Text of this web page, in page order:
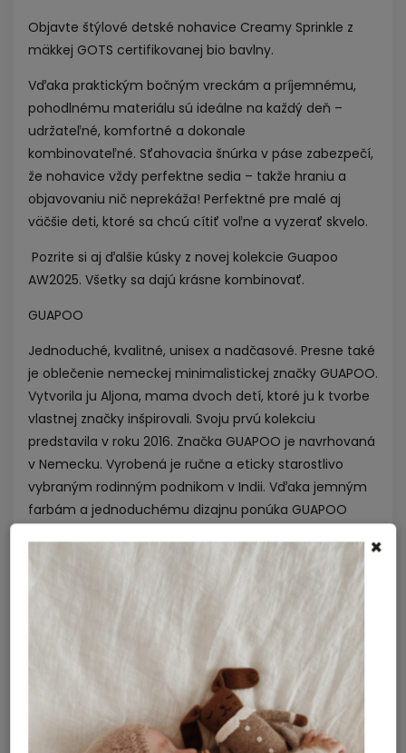
Objavte štýlové detské nohavice Creamy Sprinkle z
mäkkej GOTS certifikovanej bio bavlny.
Vďaka praktickým bočným vreckám a príjemnému,
pohodlnému materiálu sú ideálne na každý deň –
udržateľné, komfortné a dokonale
kombinovateľné. Sťahovacia šnúrka v páse zabezpečí,
že nohavice vždy perfektne sedia – takže hraniu a
objavovaniu nič neprekáža! Perfektné pre malé aj
väčšie deti, ktoré sa chcú cítiť voľne a vyzerať skvelo.
Pozrite si aj ďalšie kúsky z novej kolekcie Guapoo
AW2025. Všetky sa dajú krásne kombinovať.
GUAPOO
Jednoduché, kvalitné, unisex a nadčasové. Presne také
je oblečenie nemeckej minimalistickej značky GUAPOO.
Vytvorila ju Aljona, mama dvoch detí, ktoré ju k tvorbe
vlastnej značky inšpirovali. Svoju prvú kolekciu
predstavila v roku 2016. Značka GUAPOO je navrhovaná
v Nemecku. Vyrobená je ručne a eticky starostlivo
vybraným rodinným podnikom v Indii. Vďaka jemným
farbám a jednoduchému dizajnu ponúka GUAPOO
rokov. Sme jedným z prvých e-shopov vôbec, ktorému
sa podarilo začať spoluprácu s touto jedinečnou
značkou a tešíme sa, že ste si ju u nás obľúbili a stala
Dodatočné parametre
Nohavice, tepláky a šortky
100% organická bavlna s GOTS
×